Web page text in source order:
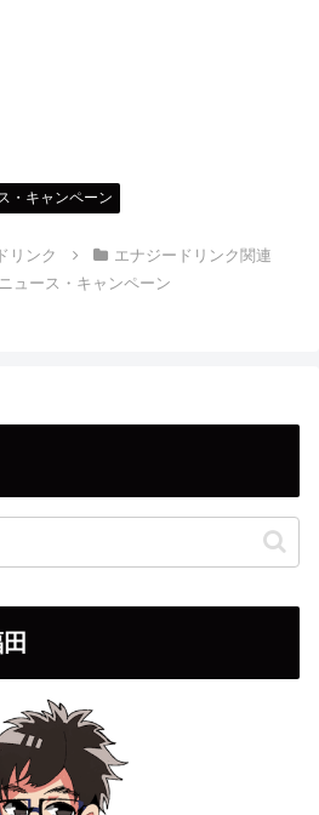
・キャンペーン
リンク
エナジードリンク関連
ュース・キャンペーン